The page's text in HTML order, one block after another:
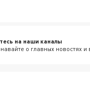
на наши каналы
о главных новостях